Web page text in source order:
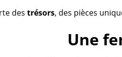
des trésors, des pièces
Une